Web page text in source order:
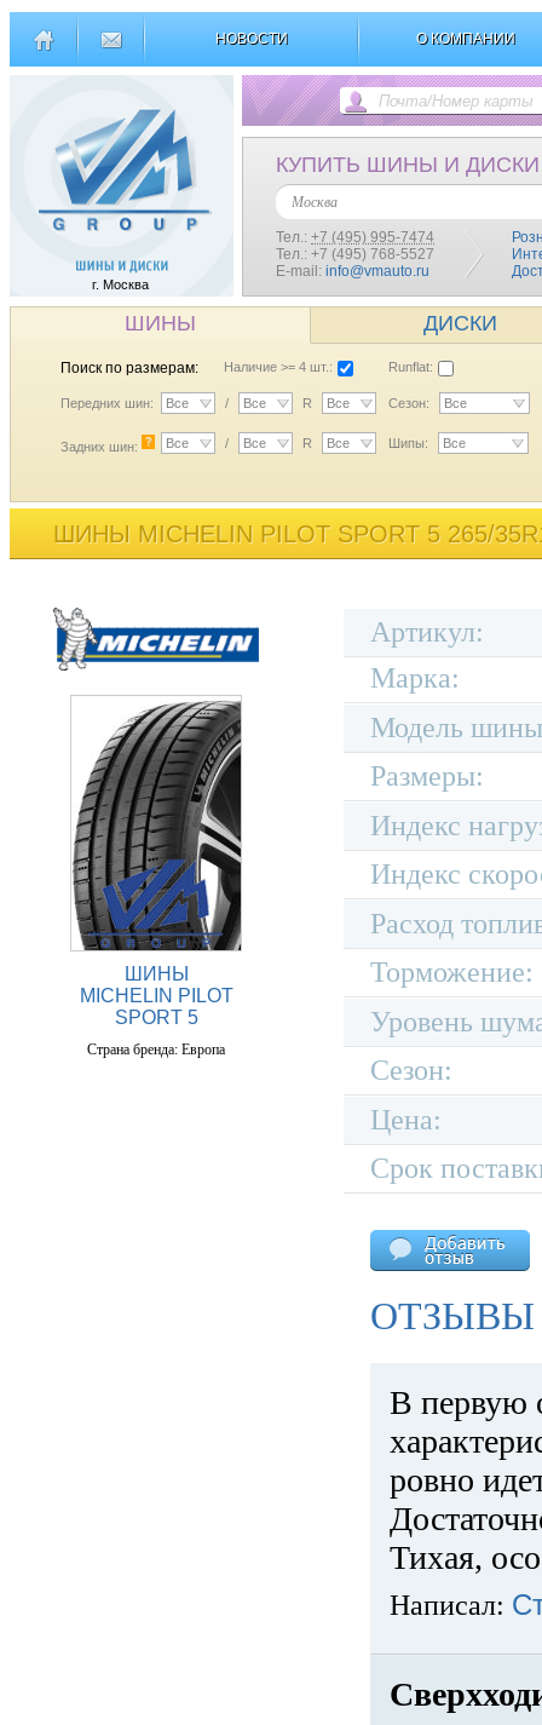
НОВОСТИ О КОМПАНИИ
г. Москва
КУПИТЬ ШИНЫ И ДИСКИ
Москва
Тел.: +7 (495) 995-7474
Тел.: +7 (495) 768-5527
E-mail: info@vmauto.ru
ШИНЫ ДИСКИ
Поиск по размерам: Наличие >= 4 шт.: Runflat:
Передних шин: Все / Все R Все Сезон: Все
Задних шин: ? Все / Все R Все Шипы: Все
ШИНЫ MICHELIN PILOT SPORT 5 265/
ШИНЫ
MICHELIN PILOT
SPORT 5
Страна бренда: Европа
Артикул:
Марка:
Модель
Размеры:
Индекс
Индекс
Расход
Торможение:
Уровень
Сезон:
Цена:
Срок
ОТЗЫВЫ
В первую
ровно
Тихая,
Написал: